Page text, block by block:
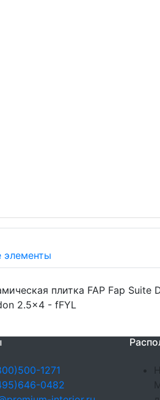
элементы
плитка FAP Fap Suite
2.5x4 - fFYL
1271
0482